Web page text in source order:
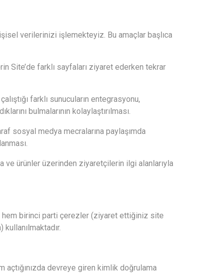
verilerinizi işlemekteyiz. Bu amaçlar başlıca
Site’de farklı sayfaları ziyaret ederken tekrar
farklı sunucuların entegrasyonu,
bulmalarının kolaylaştırılması.
sosyal medya mecralarına paylaşımda
ürünler üzerinden ziyaretçilerin ilgi alanlarıyla
hem birinci parti çerezler (ziyaret ettiğiniz site
açtığınızda devreye giren kimlik doğrulama